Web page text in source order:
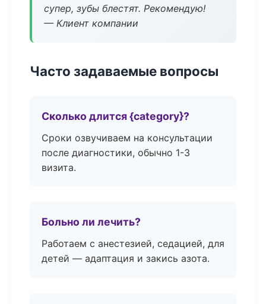
супер, зубы блестят. Рекомендую!
— Клиент компании
Часто задаваемые вопросы
Сколько длится {category}?
Сроки озвучиваем на консультации
после диагностики, обычно 1-3
визита.
Больно ли лечить?
Работаем с анестезией, седацией, для
детей — адаптация и закись азота.